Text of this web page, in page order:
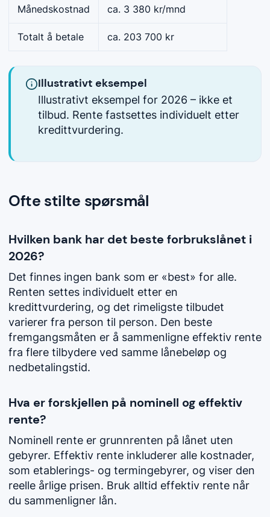
Månedskostnad ca. 3 380 kr/mnd
Totalt å betale ca. 203 700 kr
Illustrativt eksempel
Illustrativt eksempel for 2026 – ikke et
tilbud. Rente fastsettes individuelt etter
kredittvurdering.
Ofte stilte spørsmål
Hvilken bank har det beste forbrukslånet i
2026?
Det finnes ingen bank som er «best» for alle.
Renten settes individuelt etter en
kredittvurdering, og det rimeligste tilbudet
varierer fra person til person. Den beste
fremgangsmåten er å sammenligne effektiv rente
fra flere tilbydere ved samme lånebeløp og
nedbetalingstid.
Hva er forskjellen på nominell og effektiv
rente?
Nominell rente er grunnrenten på lånet uten
gebyrer. Effektiv rente inkluderer alle kostnader,
som etablerings- og termingebyrer, og viser den
reelle årlige prisen. Bruk alltid effektiv rente når
du sammenligner lån.